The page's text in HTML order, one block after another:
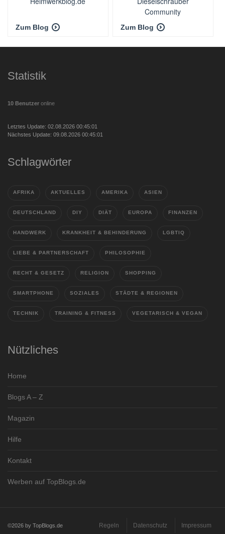
Zum Blog
Community
Zum Blog
Statistik
10 Benutzer online
Letztes Update: 02.08.2026 00:45:01
Nächstes Update: 09.08.2026 00:45:01
Schlagwörter
AFRIKA AKTUELLES AMERIKA ASIEN
DEUTSCHLAND DIY DIÄT EUROPA FINANZEN
HANDWERK KRANKHEIT & BEHINDERUNG LGBTIQ
LIEBE & PARTNERSCHAFT PHILOSOPHIE
RECHT & GESETZ RELIGION SHOPPING
SMARTPHONE SOZIALES STÄDTE & REGIONEN
TECHNIK TRAINING & FITNESS VEGETARISCH & VEGAN
Nützliches
Home
Blogs A – Z
Magazin
Hilfe
Kontakt
Werben auf TopBlogs.de
©2026 by TopBlogs.de Regeln Datenschutz Impressum